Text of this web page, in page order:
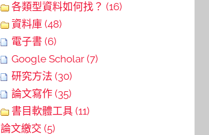
各類型資料如何找？ (16)
資料庫 (48)
電子書 (6)
Google Scholar (7)
研究方法 (30)
論文寫作 (35)
書目軟體工具 (11)
論文繳交 (5)